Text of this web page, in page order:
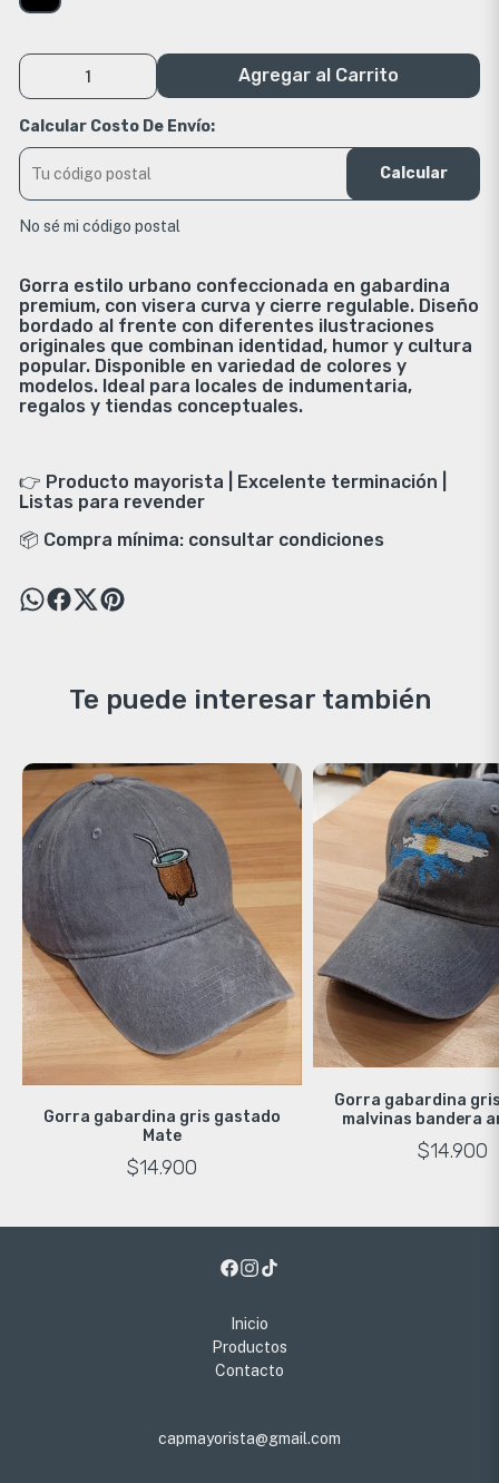
Agregar al Carrito
Calcular Costo De Envío:
Calcular
No sé mi código postal
Gorra estilo urbano confeccionada en gabardina
premium, con visera curva y cierre regulable. Diseño
bordado al frente con diferentes ilustraciones
originales que combinan identidad, humor y cultura
popular. Disponible en variedad de colores y
modelos. Ideal para locales de indumentaria,
regalos y tiendas conceptuales.
👉 Producto mayorista | Excelente terminación |
Listas para revender
📦 Compra mínima: consultar condiciones
Te puede interesar también
Gorra gabardina gris gastado
Mate
$14.900
Gorra gabardina
malvinas bandera
bandera
$14.900
Inicio
Productos
Contacto
capmayorista@gmail.com